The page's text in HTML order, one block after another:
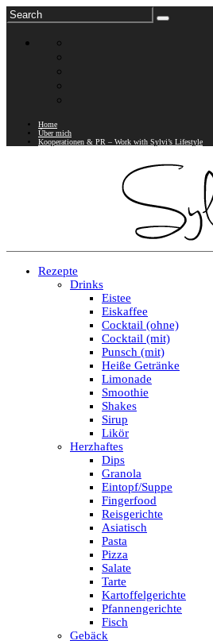
Home
Über mich
Kooperationen & PR – Work with Sylvi’s Lifestyle
Rezepte
Drinks
Eistee
Eiskaffee
Cocktail (ohne)
Cocktail (mit)
Punsch (mit)
Heiße Getränke
Limonade
Smoothie
Shakes
Sirup
Likör
Herzhaftes
Dips
Granola
Eintopf/Suppe
Fingerfood
Reisgerichte
Asiatisch
Pasta
Pizza
Salate
Tarte
Kartoffelgerichte
Pfannengerichte
Fisch
Gebäck